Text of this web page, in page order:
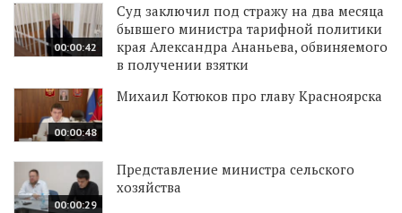
00:00:42
Суд заключил под стражу на два месяца
бывшего министра тарифной политики
края Александра Ананьева, обвиняемого
в получении взятки
00:00:48
Михаил Котюков про главу Красноярска
00:00:29
Представление министра сельского
хозяйства